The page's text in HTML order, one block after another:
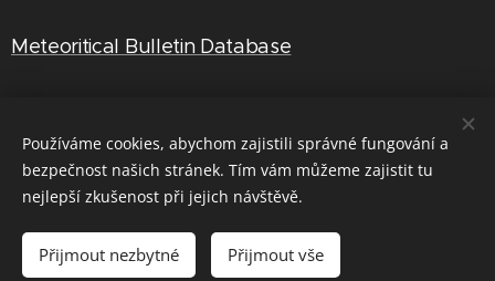
Meteoritical Bulletin Database
RuniverzuM
Cookies
Jazyky
Čeština
English
Používáme cookies, abychom zajistili správné fungování a
bezpečnost našich stránek. Tím vám můžeme zajistit tu
nejlepší zkušenost při jejich návštěvě.
Přijmout nezbytné Přijmout vše